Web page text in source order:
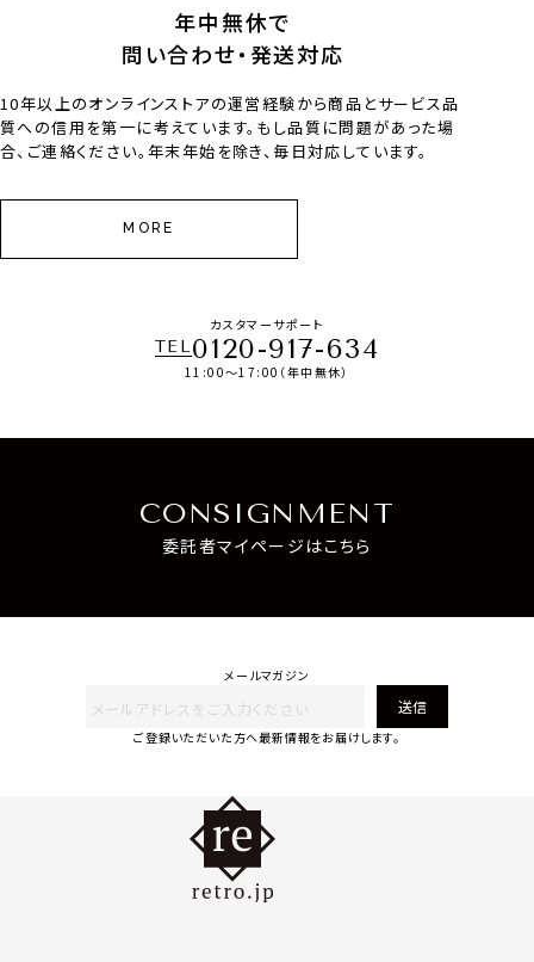
年中無休で
問い合わせ・発送対応
10年以上のオンラインストアの運営経験から商品とサービス品
質への信用を第一に考えています。もし品質に問題があった場
合、ご連絡ください。年末年始を除き、毎日対応しています。
MORE
カスタマーサポート
TEL0120-917-634
11:00～17:00（年中無休）
CONSIGNMENT
委託者マイページはこちら
メールマガジン
送信
ご登録いただいた方へ最新情報をお届けします。